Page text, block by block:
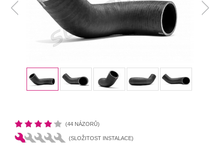
(44 NÁZORŮ)
(SLOŽITOST INSTALACE)